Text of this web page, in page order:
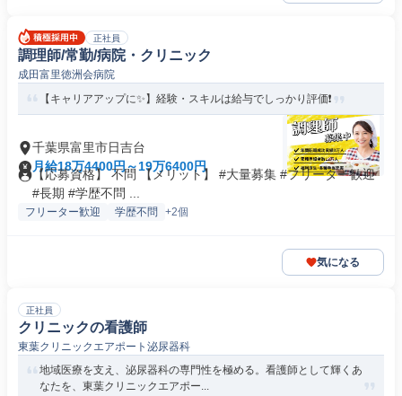
正社員
調理師/常勤/病院・クリニック
成田富里徳洲会病院
【キャリアアップに✨】経験・スキルは給与でしっかり評価❗️
千葉県富里市日吉台
月給18万4400円～19万6400円
【応募資格】 不問 【メリット】 #大量募集 #フリーター歓迎
#長期 #学歴不問 ...
フリーター歓迎 学歴不問 +2個
気になる
正社員
クリニックの看護師
東葉クリニックエアポート泌尿器科
地域医療を支え、泌尿器科の専門性を極める。看護師として輝くあ
なたを、東葉クリニックエアポー...